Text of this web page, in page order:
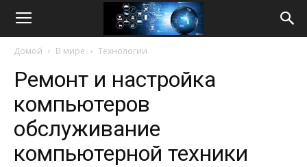
Life
Домой В мире Технологии
Ремонт и настройка
компьютеров
обслуживание
компьютерной техники